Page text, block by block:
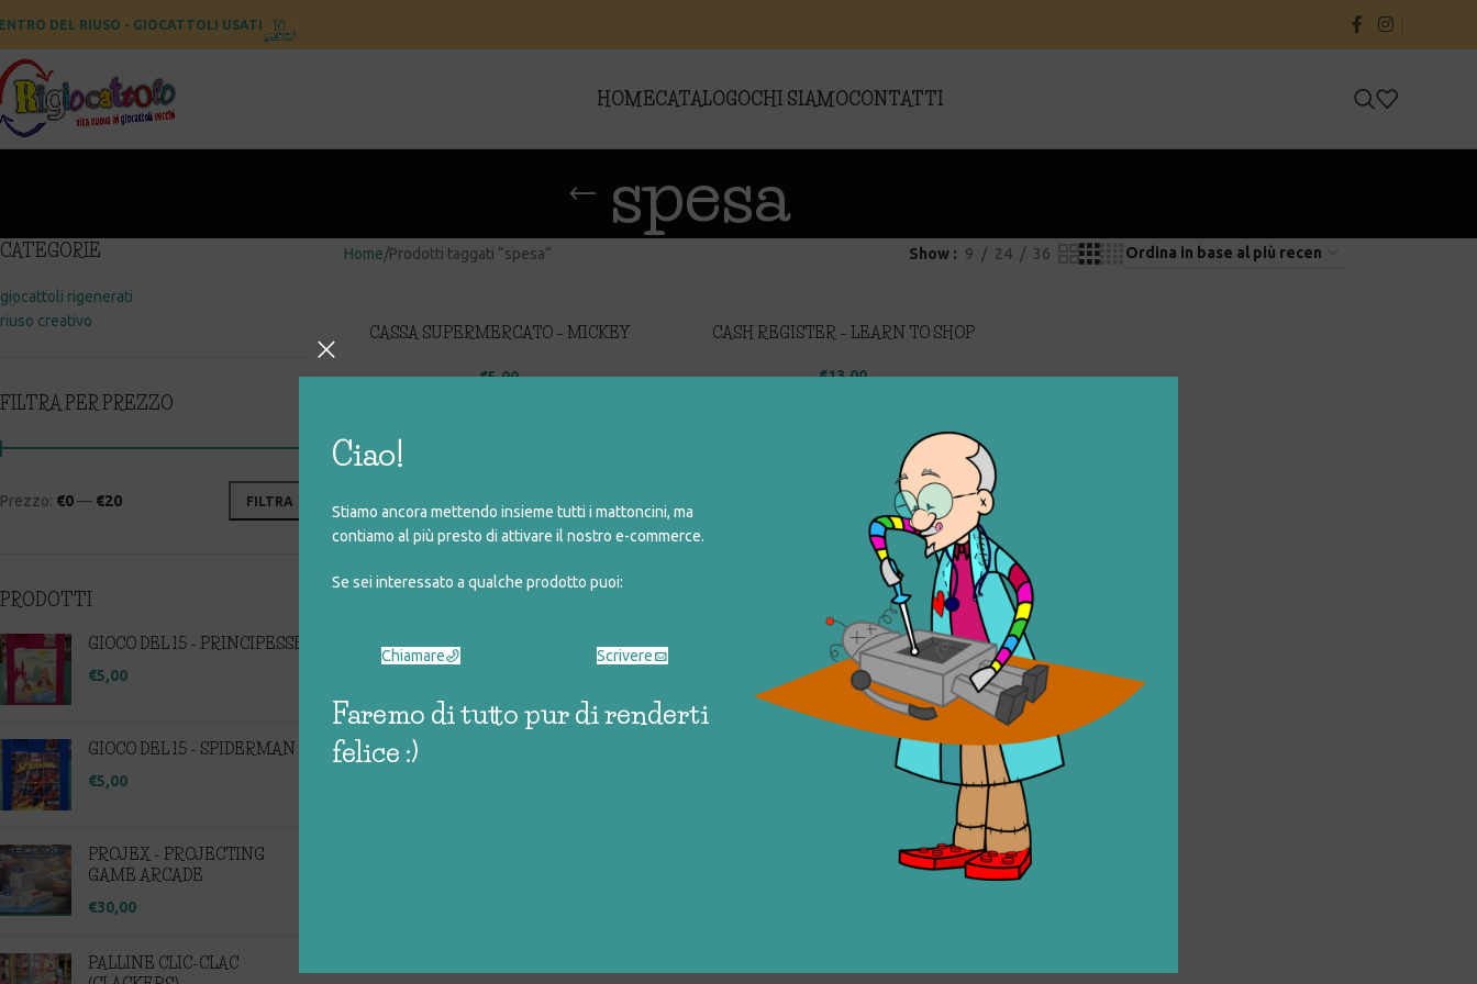
Ciao!
Stiamo ancora mettendo insieme tutti i mattoncini, ma
contiamo al più presto di attivare il nostro e-commerce.
Se sei interessato a qualche prodotto puoi:
Chiamare Scrivere
Faremo di tutto pur di renderti
felice :)
DEL RIUSO - GIOCATTOLI USATI
HOMECATALOGOCHI SIAMOCONTATTI
spesa
CATEGORIE
giocattoli rigenerati
riuso creativo
FILTRA PER PREZZO
FILTRA
Prezzo: €0— €20
PRODOTTI
GIOCO DEL 15 - PRINCIPESSE
€5,00
GIOCO DEL 15 - SPIDERMAN
€5,00
PROJEX - PROJECTING
GAME ARCADE
€30,00
PALLINE CLIC-CLAC
Home Prodotti taggati “spesa” Show 9 24 36
CASSA SUPERMERCATO – MICKEY
€5,00
CASH REGISTER – LEARN TO SHOP
€13,00